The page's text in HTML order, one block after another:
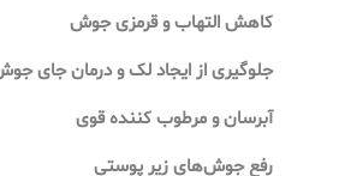
کاهش التهاب و قرمزی جوش
جلوگیری از ایجاد لک و درمان جای
آبرسان و مرطوب کننده قوی
رفع جوش‌های زیر پوستی